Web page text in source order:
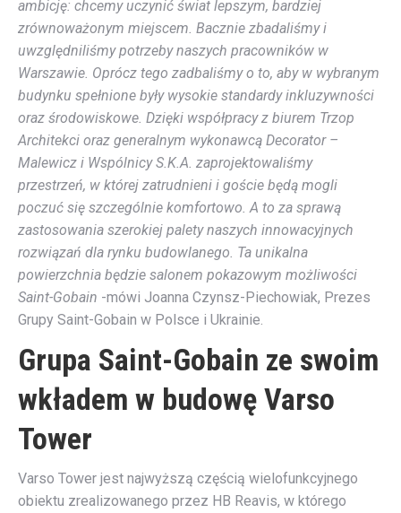
ambicję: chcemy uczynić świat lepszym, bardziej
zrównoważonym miejscem. Bacznie zbadaliśmy i
uwzględniliśmy potrzeby naszych pracowników w
Warszawie. Oprócz tego zadbaliśmy o to, aby w wybranym
budynku spełnione były wysokie standardy inkluzywności
oraz środowiskowe. Dzięki współpracy z biurem Trzop
Architekci oraz generalnym wykonawcą Decorator –
Malewicz i Wspólnicy S.K.A. zaprojektowaliśmy
przestrzeń, w której zatrudnieni i goście będą mogli
poczuć się szczególnie komfortowo. A to za sprawą
zastosowania szerokiej palety naszych innowacyjnych
rozwiązań dla rynku budowlanego. Ta unikalna
powierzchnia będzie salonem pokazowym możliwości
Saint-Gobain -mówi Joanna Czynsz-Piechowiak, Prezes
Grupy Saint-Gobain w Polsce i Ukrainie.
Grupa Saint-Gobain ze swoim
wkładem w budowę Varso
Tower
Varso Tower jest najwyższą częścią wielofunkcyjnego
obiektu zrealizowanego przez HB Reavis, w którego